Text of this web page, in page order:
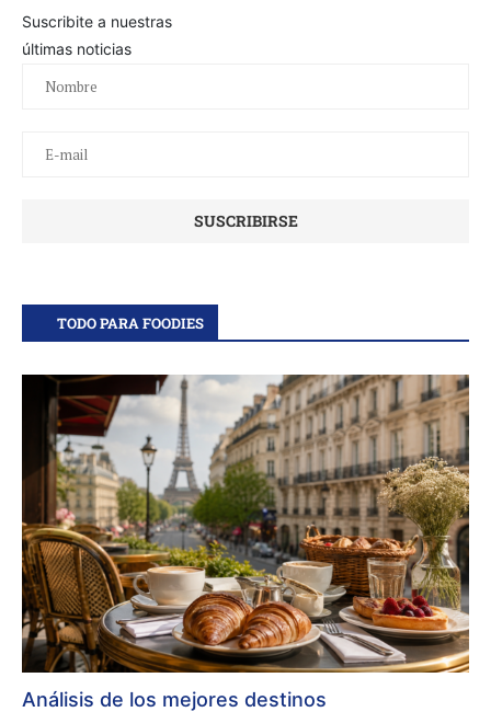
Suscribite a nuestras
últimas noticias
TODO PARA FOODIES
Análisis de los mejores destinos